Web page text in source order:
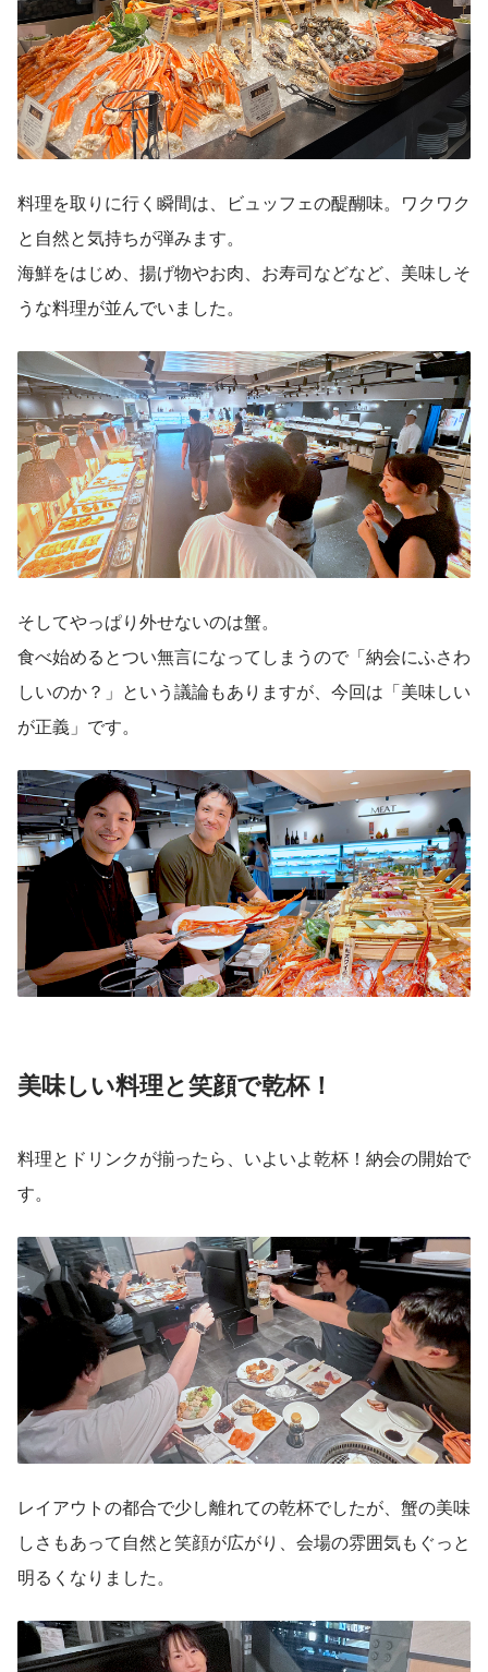
料理を取りに行く瞬間は、ビュッフェの醍醐味。ワクワク
と自然と気持ちが弾みます。
海鮮をはじめ、揚げ物やお肉、お寿司などなど、美味しそ
うな料理が並んでいました。
そしてやっぱり外せないのは蟹。
食べ始めるとつい無言になってしまうので「納会にふさわ
しいのか？」という議論もありますが、今回は「美味しい
が正義」です。
美味しい料理と笑顔で乾杯！
料理とドリンクが揃ったら、いよいよ乾杯！納会の開始で
す。
レイアウトの都合で少し離れての乾杯でしたが、蟹の美味
しさもあって自然と笑顔が広がり、会場の雰囲気もぐっと
明るくなりました。